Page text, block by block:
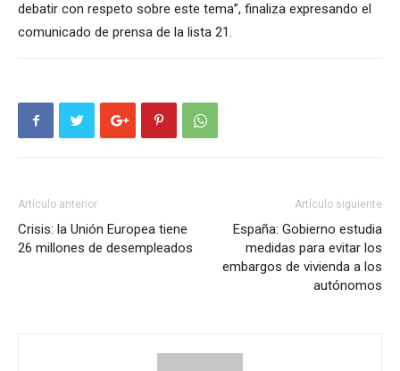
debatir con respeto sobre este tema”, finaliza expresando el
comunicado de prensa de la lista 21.
Artículo anterior
Crisis: la Unión Europea tiene
26 millones de desempleados
Artículo siguiente
España: Gobierno estudia
medidas para evitar los
embargos de vivienda a los
autónomos